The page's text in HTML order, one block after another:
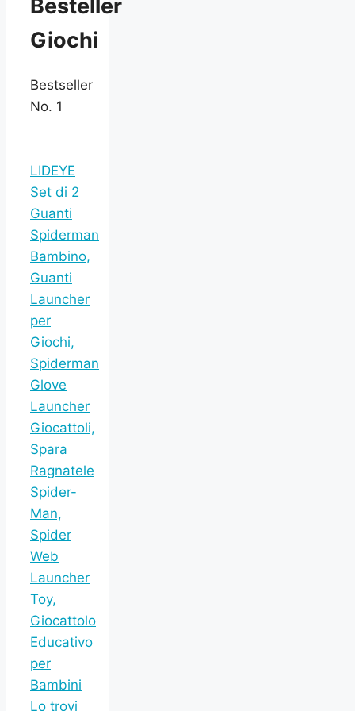
Besteller
Giochi
Bestseller
No. 1
LIDEYE
Set di 2
Guanti
Spiderman
Bambino,
Guanti
Launcher
per
Giochi,
Spiderman
Glove
Launcher
Giocattoli,
Spara
Ragnatele
Spider-
Man,
Spider
Web
Launcher
Toy,
Giocattolo
Educativo
per
Bambini
Lo trovi